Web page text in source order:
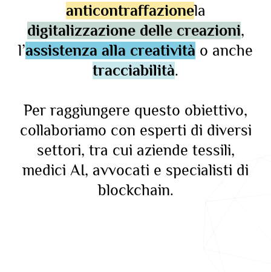
anticontraffazionela
digitalizzazione delle creazioni,
l’assistenza alla creatività o anche
tracciabilità.
Per raggiungere questo obiettivo,
collaboriamo con esperti di diversi
settori, tra cui aziende tessili,
medici AI, avvocati e specialisti di
blockchain.